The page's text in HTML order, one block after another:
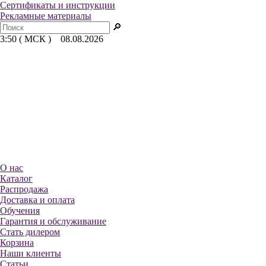
Сертификаты и инструкции
Рекламные материалы
🔎
3:50 ( МСК ) 08.08.2026
О нас
Каталог
Распродажа
Доставка и оплата
Обучения
Гарантия и обслуживание
Стать дилером
Корзина
Наши клиенты
Статьи